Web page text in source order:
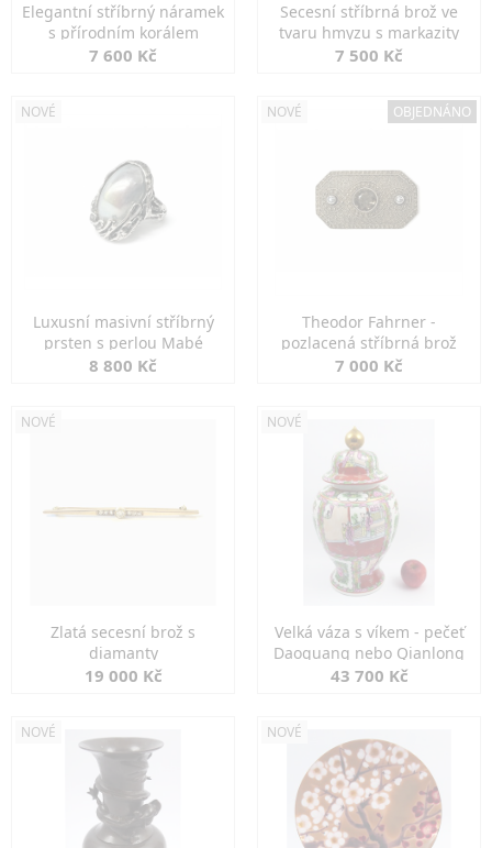
Elegantní stříbrný náramek
s přírodním korálem
7 600 Kč
Secesní stříbrná brož ve
tvaru hmyzu s markazity
7 500 Kč
NOVÉ
Luxusní masivní stříbrný
prsten s perlou Mabé
8 800 Kč
NOVÉ OBJEDNÁNO
Theodor Fahrner -
pozlacená stříbrná brož
7 000 Kč
NOVÉ
Zlatá secesní brož s
diamanty
19 000 Kč
NOVÉ
Velká váza s víkem - pečeť
Daoguang nebo Qianlong
43 700 Kč
NOVÉ NOVÉ